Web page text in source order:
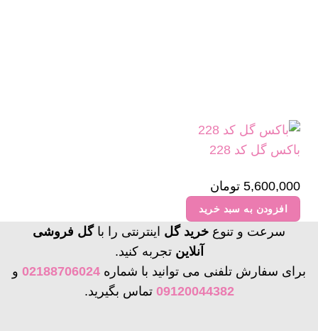
باکس گل کد 228
5,600,000 تومان
افزودن به سبد خرید
سرعت و تنوع خرید گل اینترنتی را باگل فروشی
آنلاین تجربه کنید.
برای سفارش تلفنی می توانید با شماره 02188706024 و
09120044382 تماس بگیرید.